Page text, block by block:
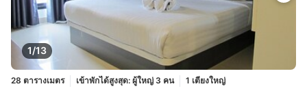
1/13
28 ตารางเมตร เข้าพักได้สูงสุด: ผู้ใหญ่ 3 คน 1 เตียงใหญ่